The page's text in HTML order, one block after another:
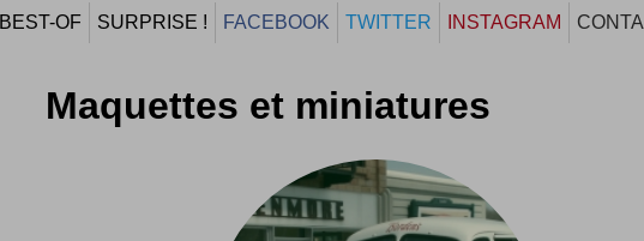
BEST-OF SURPRISE ! FACEBOOK TWITTER INSTAGRAM
Maquettes et miniatures